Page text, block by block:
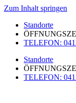
Zum Inhalt springen
Standorte
TELEFON:
Standorte
TELEFON: